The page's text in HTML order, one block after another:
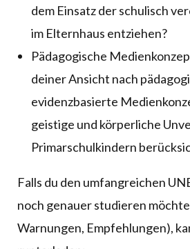
dem Einsatz der schulisch
im Elternhaus entziehen?
Pädagogische
deiner Ansicht nach
evidenzbasierte
geistige und körperliche
Primarschulkindern
Falls du den umfangreichen
noch genauer studieren
Warnungen, Empfehlungen),